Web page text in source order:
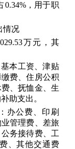
0.34%，用于职
情况
万元，其
本工资、津贴
费、住房公积
、抚恤金、生
助支出。
办公费、印刷
管理费、差旅
务接待费、工
、其他交通费